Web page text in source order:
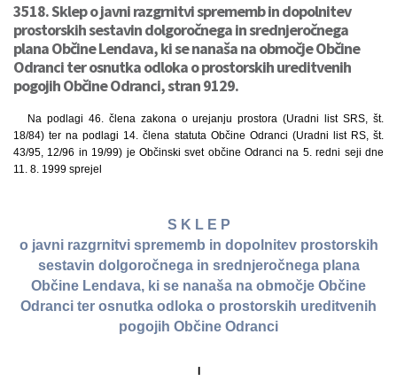
3518. Sklep o javni razgrnitvi sprememb in dopolnitev
prostorskih sestavin dolgoročnega in srednjeročnega
plana Občine Lendava, ki se nanaša na območje Občine
Odranci ter osnutka odloka o prostorskih ureditvenih
pogojih Občine Odranci, stran 9129.
Na podlagi 46. člena zakona o urejanju prostora (Uradni list SRS, št.
18/84) ter na podlagi 14. člena statuta Občine Odranci (Uradni list RS, št.
43/95, 12/96 in 19/99) je Občinski svet občine Odranci na 5. redni seji dne
11. 8. 1999 sprejel
S K L E P
o javni razgrnitvi sprememb in dopolnitev prostorskih
sestavin dolgoročnega in srednjeročnega plana
Občine Lendava, ki se nanaša na območje Občine
Odranci ter osnutka odloka o prostorskih ureditvenih
pogojih Občine Odranci
I